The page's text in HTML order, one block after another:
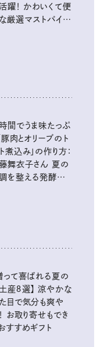
躍！ かわいくて便
厳選マストバイア
間でうま味たっぷ
豚肉とオリーブのト
煮込み」の作り方：
舞衣子さん 夏の
を整える発酵レ
って喜ばれる夏の
産８選】 涼やかな
目で気分も爽や
お取り寄せもでき
すすめギフト